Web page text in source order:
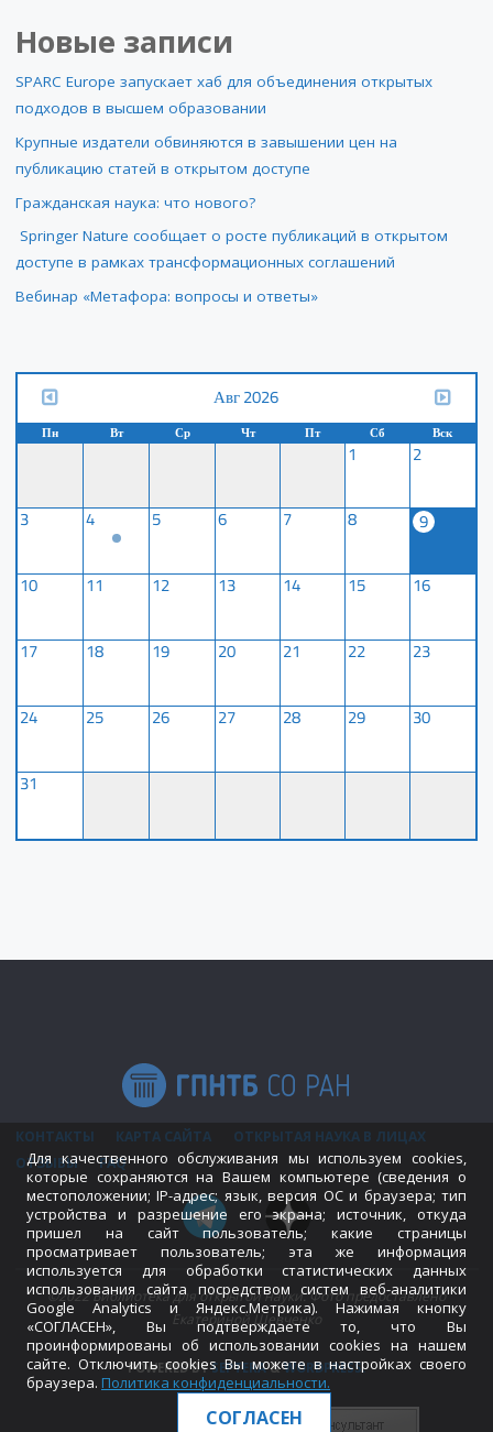
Новые записи
SPARC Europe запускает хаб для объединения открытых
подходов в высшем образовании
Крупные издатели обвиняются в завышении цен на
публикацию статей в открытом доступе
Гражданская наука: что нового?
Springer Nature сообщает о росте публикаций в открытом
доступе в рамках трансформационных соглашений
Вебинар «Метафора: вопросы и ответы»
Авг 2026
Пн Вт Ср Чт Пт Сб Вск
1 2
3 4 5 6 7 8
9
10
11 12 13 14 15 16
17 18 19 20 21 22 23
24 25 26 27 28 29 30
31
КОНТАКТЫ КАРТА САЙТА
ОТКРЫТАЯ НАУКА В ЛИЦАХ
ОТЗЫВЫ
FAQ
©2022 Библиотека для открытой науки. Фото предоставлено
Екатериной Шевченко
POWERED BYSEPTERA&WORDPRESS.
Для качественного обслуживания мы используем cookies,
которые сохраняются на Вашем компьютере (сведения о
местоположении; IP-адрес; язык, версия ОС и браузера; тип
устройства и разрешение его экрана; источник, откуда
пришел на сайт пользователь; какие страницы
просматривает пользователь; эта же информация
используется для обработки статистических данных
использования сайта посредством систем веб-аналитики
Google Analytics и Яндекс.Метрика). Нажимая кнопку
«СОГЛАСЕН», Вы подтверждаете то, что Вы
проинформированы об использовании cookies на нашем
сайте. Отключить cookies Вы можете в настройках своего
браузера. Политика конфиденциальности.
СОГЛАСЕН